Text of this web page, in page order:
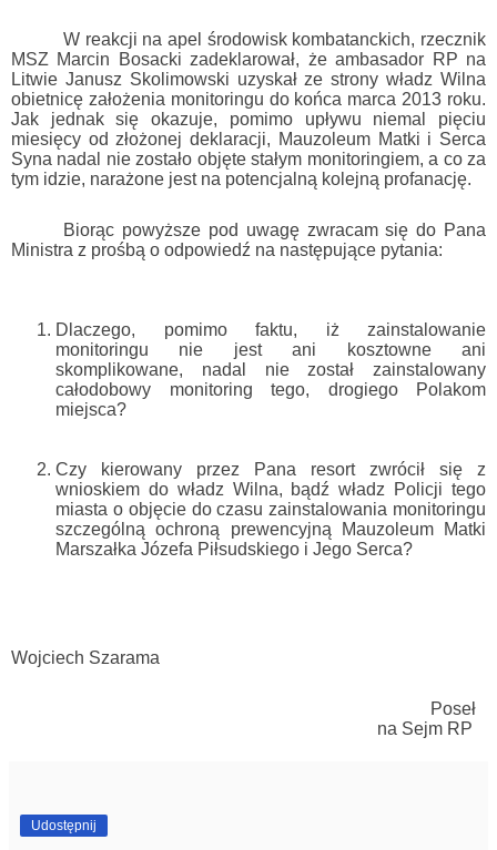
W reakcji na apel środowisk kombatanckich, rzecznik
MSZ Marcin Bosacki zadeklarował, że ambasador RP na
Litwie Janusz Skolimowski uzyskał ze strony władz Wilna
obietnicę założenia monitoringu do końca marca 2013 roku.
Jak jednak się okazuje, pomimo upływu niemal pięciu
miesięcy od złożonej deklaracji, Mauzoleum Matki i Serca
Syna nadal nie zostało objęte stałym monitoringiem, a co za
tym idzie, narażone jest na potencjalną kolejną profanację.
Biorąc powyższe pod uwagę zwracam się do Pana
Ministra z prośbą o odpowiedź na następujące pytania:
Dlaczego, pomimo faktu, iż zainstalowanie
monitoringu nie jest ani kosztowne ani
skomplikowane, nadal nie został zainstalowany
całodobowy monitoring tego, drogiego Polakom
miejsca?
Czy kierowany przez Pana resort zwrócił się z
wnioskiem do władz Wilna, bądź władz Policji tego
miasta o objęcie do czasu zainstalowania monitoringu
szczególną ochroną prewencyjną Mauzoleum Matki
Marszałka Józefa Piłsudskiego i Jego Serca?
Wojciech Szarama
Poseł
na Sejm RP
Udostępnij